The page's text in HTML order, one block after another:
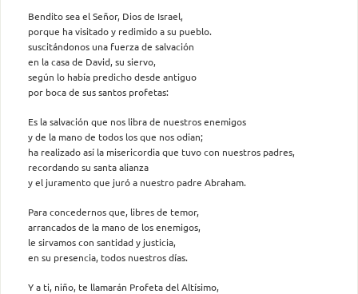
Bendito sea el Señor, Dios de Israel,
porque ha visitado y redimido a su pueblo.
suscitándonos una fuerza de salvación
en la casa de David, su siervo,
según lo había predicho desde antiguo
por boca de sus santos profetas:
Es la salvación que nos libra de nuestros enemigos
y de la mano de todos los que nos odian;
ha realizado así la misericordia que tuvo con nuestros padres,
recordando su santa alianza
y el juramento que juró a nuestro padre Abraham.
Para concedernos que, libres de temor,
arrancados de la mano de los enemigos,
le sirvamos con santidad y justicia,
en su presencia, todos nuestros días.
Y a ti, niño, te llamarán Profeta del Altísimo,